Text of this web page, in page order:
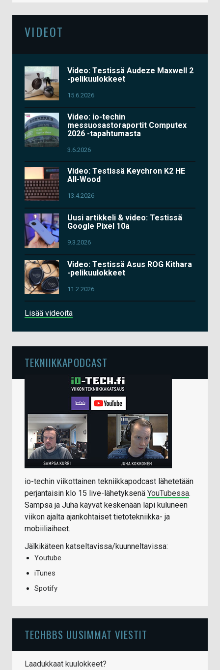
VIDEOT
Video: Testissä Audeze Maxwell 2
-pelikuulokkeet
15.6.2026
Video: io-techin
messuosastoraportit Computex
2026 -tapahtumasta
3.6.2026
Video: Testissä Keychron K2 HE
All-Wood
13.4.2026
Uusi artikkeli & video: Testissä
Google Pixel 10a
9.3.2026
Video: Testissä Asus ROG Kithara
-pelikuulokkeet
11.2.2026
Lisää videoita
TEKNIIKKAPODCAST
io-techin viikottainen tekniikkapodcast lähetetään
perjantaisin klo 15 live-lähetyksenä YouTubessa.
Sampsa ja Juha käyvät keskenään läpi kuluneen
viikon ajalta ajankohtaiset tietotekniikka- ja
mobiiliaiheet.
Jälkikäteen katseltavissa/kuunneltavissa:
Youtube
iTunes
Spotify
TECHBBS UUSIMMAT VIESTIT
Laadukkaat kuulokkeet?